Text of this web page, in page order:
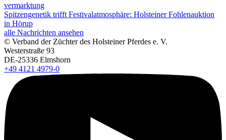
vermarktung
Spitzengenetik trifft Festivalatmosphäre: Holsteiner Fohlenauktion
in Hörup
alle Nachrichten ansehen
© Verband der Züchter des Holsteiner Pferdes e. V.
Westerstraße 93
DE-25336 Elmshorn
+49 4121 4979-0